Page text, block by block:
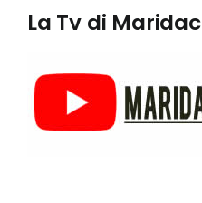
La Tv di